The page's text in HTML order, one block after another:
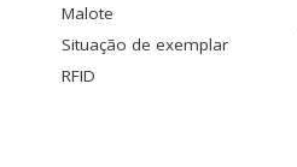
Malote
Situação de exemplar
RFID